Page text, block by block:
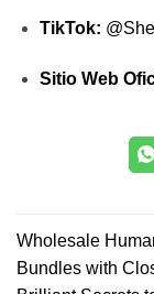
TikTok:
Sitio Web
Wholesale
Bundles with